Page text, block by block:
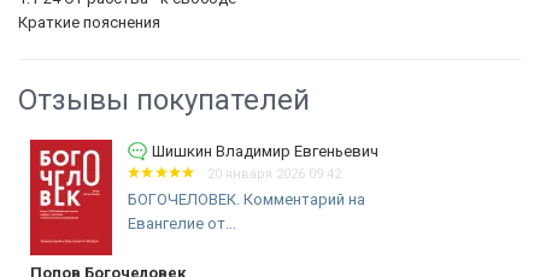
Краткие пояснения
Отзывы покупателей
Шишкин Владимир Евгеньевич
20 января 2026 09:42
БОГОЧЕЛОВЕК. Комментарий на
Евангелие от...
Попов Богочеловек